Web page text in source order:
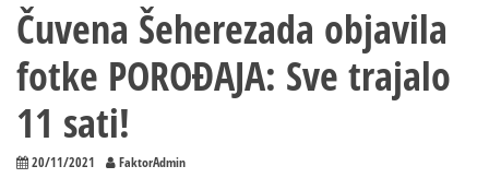
Čuvena Šeherezada objavila
fotke POROĐAJA: Sve trajalo
11 sati!
20/11/2021 FaktorAdmin